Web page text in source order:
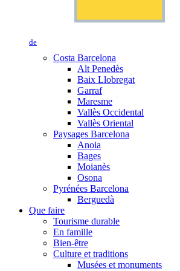
de
Costa Barcelona
Alt Penedès
Baix Llobregat
Garraf
Maresme
Vallès Occidental
Vallès Oriental
Paysages Barcelona
Anoia
Bages
Moianès
Osona
Pyrénées Barcelona
Berguedà
Que faire
Tourisme durable
En famille
Bien-être
Culture et traditions
Musées et monuments